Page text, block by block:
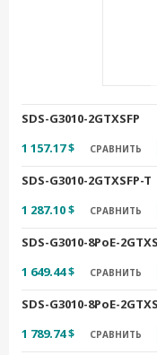
SDS-G3010-2GTXSFP
1 157.17 $
СРАВНИТЬ
SDS-G3010-2GTXSFP-T
1 287.10 $
СРАВНИТЬ
SDS-G3010-8PoE-
1 649.44 $
СРАВНИТЬ
SDS-G3010-8PoE-
1 789.74 $
СРАВНИТЬ